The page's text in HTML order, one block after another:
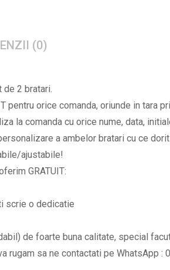
(0)
de 2 bratari.
pentru orice comanda, oriunde in tara
la comanda cu orice nume, data,
a ambelor bratari cu ce
ajustabile!
GRATUIT:
scrie o dedicatie
de foarte buna calitate, special
rugam sa ne contactati pe WhatsApp :